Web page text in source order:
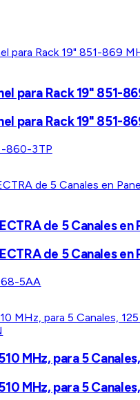
para Rack 19" 851-
para Rack 19" 851-
860-3TP
de 5 Canales
de 5 Canales
5AA
MHz, para 5
MHz, para 5